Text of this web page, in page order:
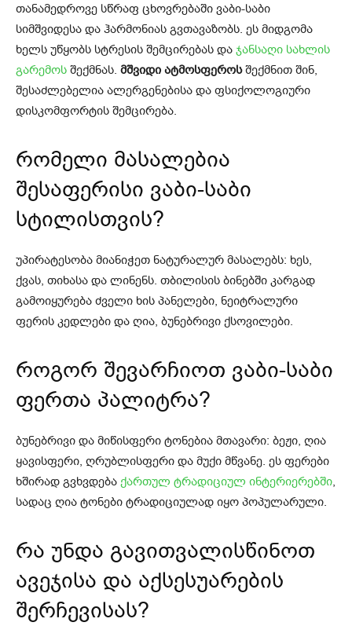
თანამედროვე სწრაფ ცხოვრებაში ვაბი-საბი
სიმშვიდესა და ჰარმონიას გვთავაზობს. ეს მიდგომა
ხელს უწყობს სტრესის შემცირებას და ჯანსაღი სახლის
გარემოს შექმნას. მშვიდი ატმოსფეროსშექმნით შინ,
შესაძლებელია ალერგენებისა და ფსიქოლოგიური
დისკომფორტის შემცირება.
რომელი მასალებია
შესაფერისი ვაბი-საბი
სტილისთვის?
უპირატესობა მიანიჭეთ ნატურალურ მასალებს: ხეს,
ქვას, თიხასა და ლინენს. თბილისის ბინებში კარგად
გამოიყურება ძველი ხის პანელები, ნეიტრალური
ფერის კედლები და ღია, ბუნებრივი ქსოვილები.
როგორ შევარჩიოთ ვაბი-საბი
ფერთა პალიტრა?
ბუნებრივი და მიწისფერი ტონებია მთავარი: ბეჟი, ღია
ყავისფერი, ღრუბლისფერი და მუქი მწვანე. ეს ფერები
ხშირად გვხვდება ქართულ ტრადიციულ ინტერიერებში,
სადაც ღია ტონები ტრადიციულად იყო პოპულარული.
რა უნდა გავითვალისწინოთ
ავეჯისა და აქსესუარების
შერჩევისას?